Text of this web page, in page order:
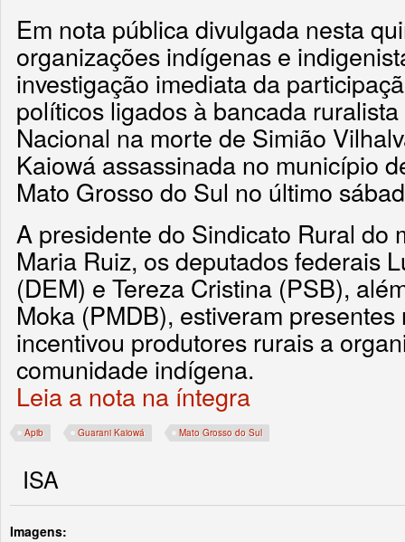
Em nota pública divulgada nesta
organizações indígenas e
investigação imediata da
políticos ligados à bancada
Nacional na morte de Simião
Kaiowá assassinada no município
Mato Grosso do Sul no último
A presidente do Sindicato Rural do
Maria Ruiz, os deputados federais
(DEM) e Tereza Cristina (PSB),
Moka (PMDB), estiveram
incentivou produtores rurais a
comunidade indígena.
Leia a nota na íntegra
Apib Guarani Kaiowá Mato Grosso do Sul
ISA
Imagens: